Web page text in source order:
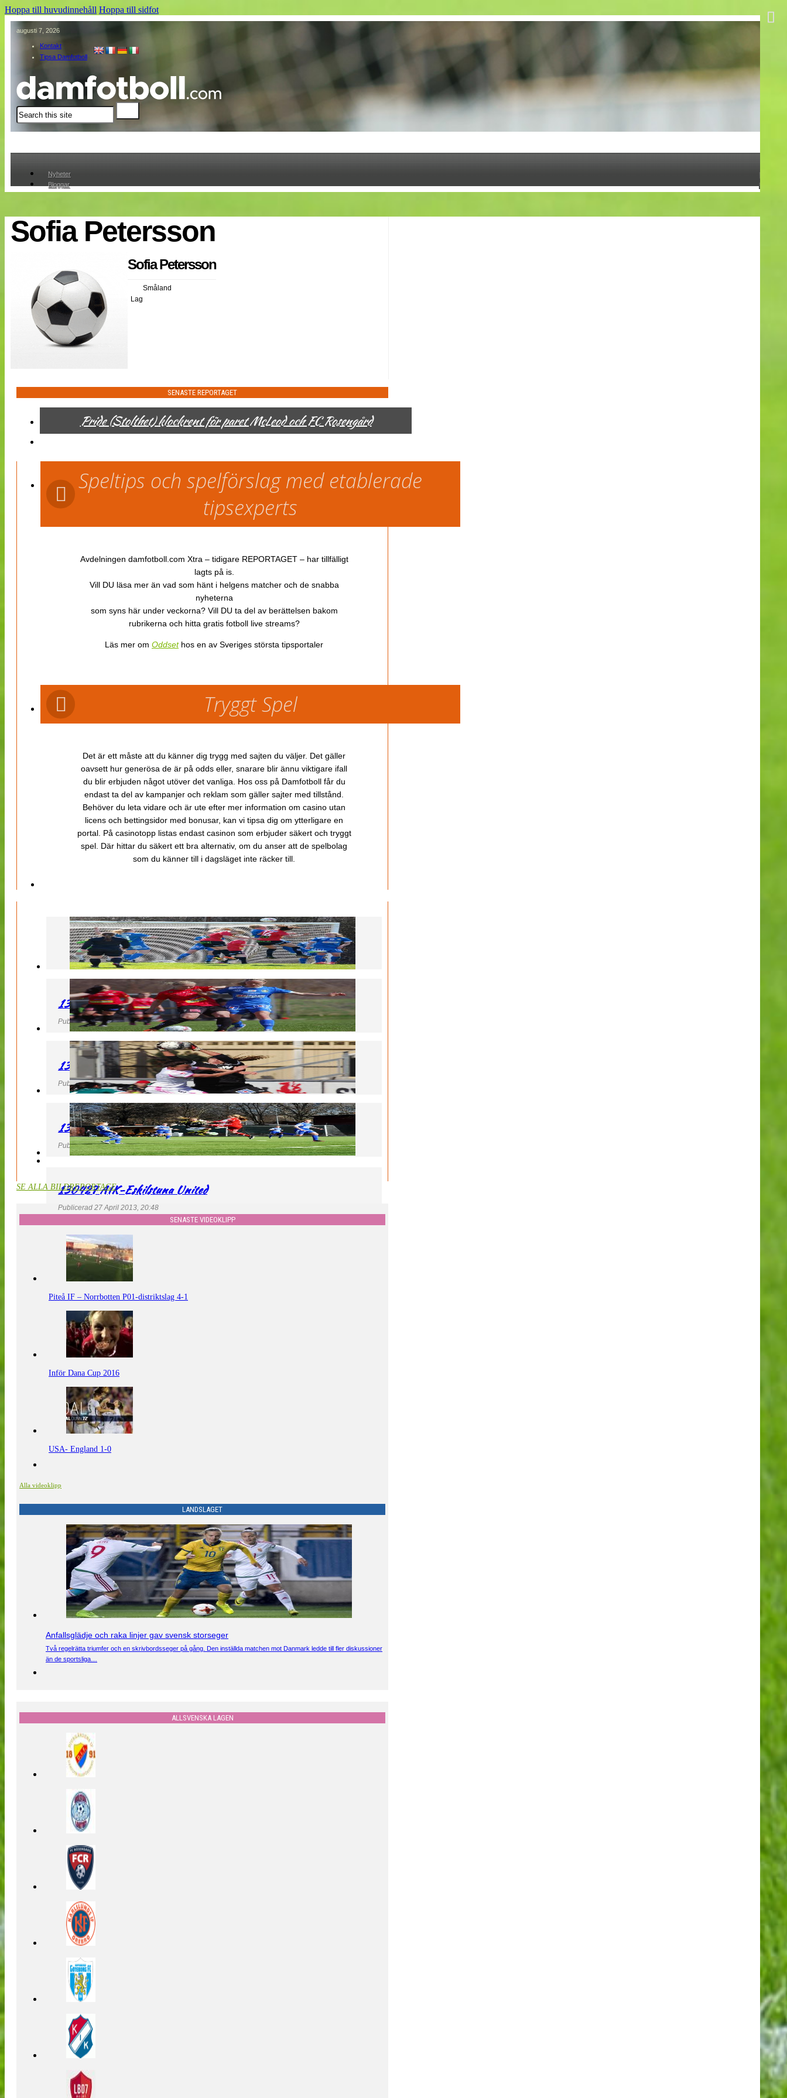
Hoppa till huvudinnehåll Hoppa till sidfot
augusti 7, 2026
Kontakt
Tipsa Damfotboll
Sök
Nyheter
Bloggar
Cuper
Medlemmar
Medlemsbilder
Split vision
Nyheter
Bloggar
Lagen
Webb-TV
Split vision
Sofia Petersson
Sofia Petersson
Lag
Småland
SENASTE REPORTAGET
Pride (Stolthet) klockrent för paret McLeod och FC Rosengård
Speltips och spelförslag med etablerade
tipsexperts
Avdelningen damfotboll.com Xtra – tidigare REPORTAGET – har tillfälligt
lagts på is.
Vill DU läsa mer än vad som hänt i helgens matcher och de snabba
nyheterna
som syns här under veckorna? Vill DU ta del av berättelsen bakom
rubrikerna och hitta gratis fotboll live streams?
Läs mer om Oddsethos en av Sveriges största tipsportaler
Tryggt Spel
Det är ett måste att du känner dig trygg med sajten du väljer. Det gäller
oavsett hur generösa de är på odds eller, snarare blir ännu viktigare ifall
du blir erbjuden något utöver det vanliga. Hos oss på Damfotboll får du
endast ta del av kampanjer och reklam som gäller sajter med tillstånd.
Behöver du leta vidare och är ute efter mer information om casino utan
licens och bettingsidor med bonusar, kan vi tipsa dig om ytterligare en
portal. På casinotopp listas endast casinon som erbjuder säkert och tryggt
spel. Där hittar du säkert ett bra alternativ, om du anser att de spelbolag
som du känner till i dagsläget inte räcker till.
130427 LB 07 – QBIK
Publicerad 27 April 2013, 22:40
130427 IF Limhamn Bunkeflo – QBIK
Publicerad 27 April 2013, 21:10
130427 LdB FC Malmö – Mallbackens IF
Publicerad 27 April 2013, 20:54
130427 AIK-Eskilstuna United
Publicerad 27 April 2013, 20:48
SE ALLA BILDREPORTAGE
SENASTE VIDEOKLIPP
Piteå IF – Norrbotten P01-distriktslag 4-1
Inför Dana Cup 2016
USA- England 1-0
Alla videoklipp
LANDSLAGET
Anfallsglädje och raka linjer gav svensk storseger
Två regelrätta triumfer och en skrivbordsseger på gång. Den inställda matchen mot Danmark ledde till fler diskussioner
än de sportsliga…
ALLSVENSKA LAGEN